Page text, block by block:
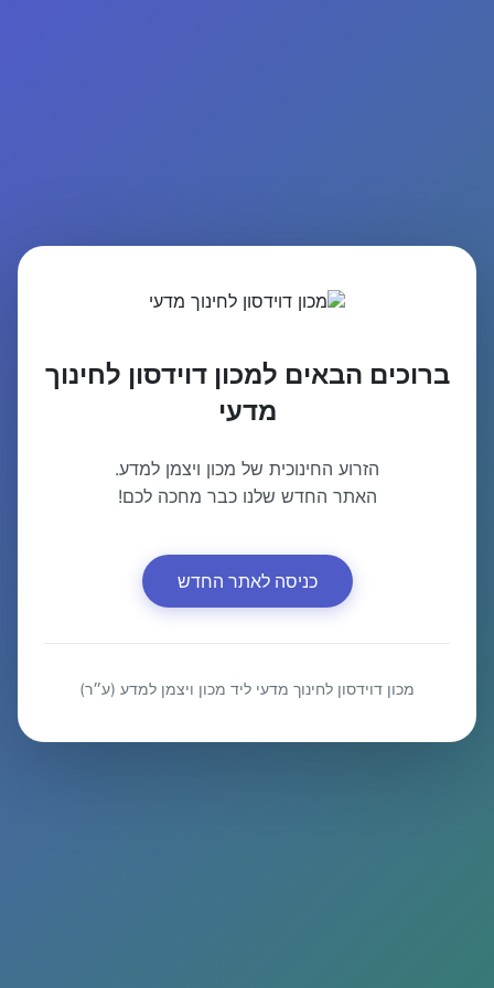
ברוכים הבאים למכון דוידסון לחינוך
מדעי
הזרוע החינוכית של מכון ויצמן למדע.
האתר החדש שלנו כבר מחכה לכם!
כניסה לאתר החדש
מכון דוידסון לחינוך מדעי ליד מכון ויצמן למדע (ע״ר)